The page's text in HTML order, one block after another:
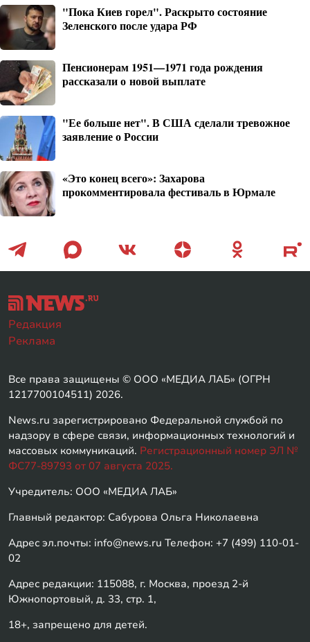
"Пока Киев горел". Раскрыто состояние
Зеленского после удара РФ
Пенсионерам 1951—1971 года рождения
рассказали о новой выплате
"Ее больше нет". В США сделали тревожное
заявление о России
«Это конец всего»: Захарова
прокомментировала фестиваль в Юрмале
Редакция
Реклама
Все права защищены © ООО «МЕДИА ЛАБ» (ОГРН
1217700104511) 2026.
News.ru зарегистрировано Федеральной службой по
надзору в сфере связи, информационных технологий и
массовых коммуникаций. Регистрационный номер ЭЛ №
ФС77-89793 от 07 августа 2025.
Учредитель: ООО «МЕДИА ЛАБ»
Главный редактор: Сабурова Ольга Николаевна
Адрес эл.почты: info@news.ru Телефон: +7 (499) 110-01-
02
Адрес редакции: 115088, г. Москва, проезд 2-й
Южнопортовый, д. 33, стр. 1,
18+, запрещено для детей.